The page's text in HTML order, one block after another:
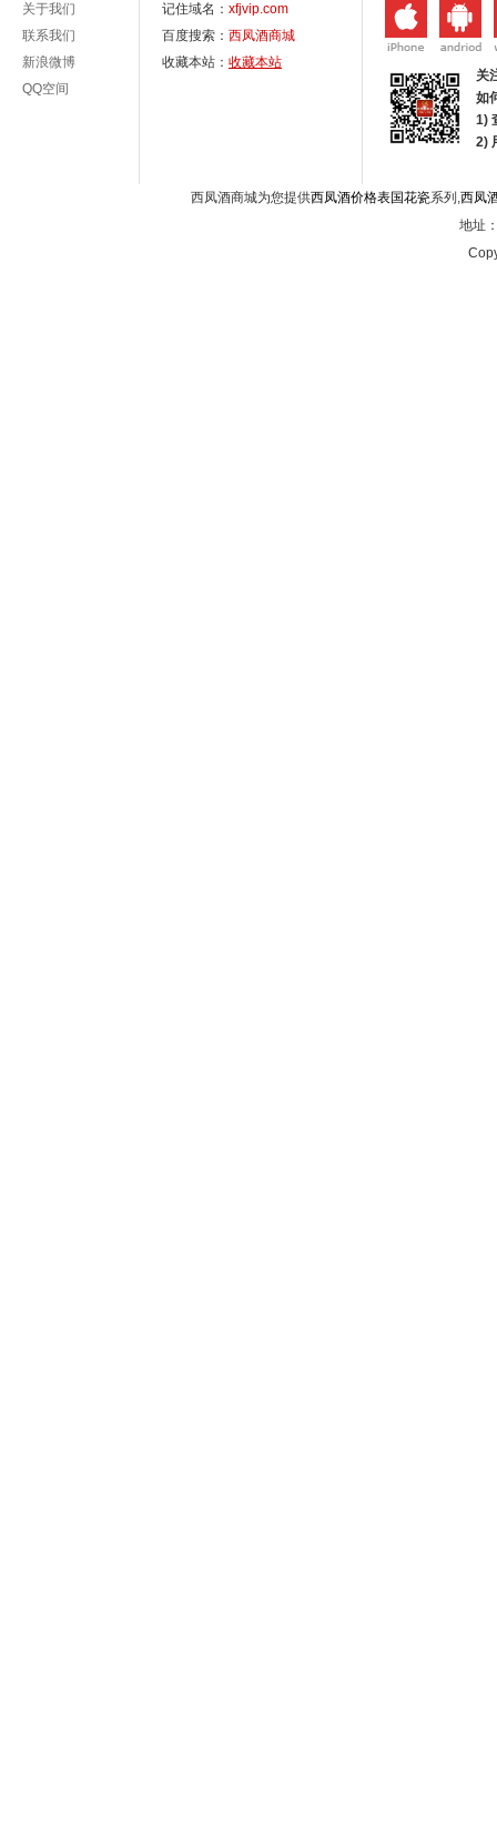
关于我们
联系我们
新浪微博
QQ空间
记住域名： xfjvip.com
百度搜索： 西凤酒商城
收藏本站： 收藏本站
关
如
1)
2)
西凤酒商城为您提供西凤酒价格表国花瓷系列,西凤
地址